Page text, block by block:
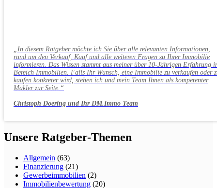
„In diesem Ratgeber möchte ich Sie über alle relevanten Informationen,
rund um den Verkauf, Kauf und alle weiteren Fragen zu Ihrer Immobilie
informieren. Das Wissen stammt aus meiner über 10-Jährigen Erfahrung
Bereich Immobilien. Falls Ihr Wunsch, eine Immobilie zu verkaufen oder
kaufen konkreter wird, stehen ich und mein Team Ihnen als kompetenter
Makler zur Seite.“
Christoph Doering und Ihr DM.Immo Team
Unsere Ratgeber-Themen
Allgemein (63)
Finanzierung (21)
Gewerbeimmobilien (2)
Immobilienbewertung (20)